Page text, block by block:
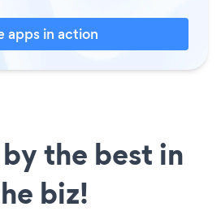
apps in action
the best in
biz!